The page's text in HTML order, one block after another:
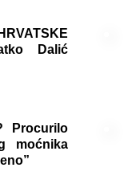
Dalić
Procurilo
moćnika